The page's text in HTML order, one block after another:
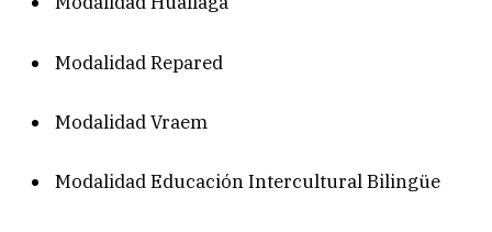
Modalidad Repared
Modalidad Vraem
Modalidad Educación Intercultural Bilingüe